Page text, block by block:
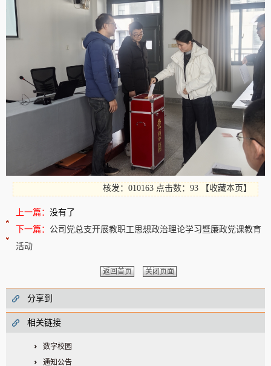
核发：010163 点击数：93 【收藏本页】
上一篇： 没有了
下一篇： 公司党总支开展教职工思想政治理论学习暨廉政党课教育
活动
返回首页 关闭页面
分享到
相关链接
数字校园
通知公告